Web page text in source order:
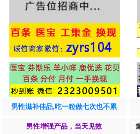
男性滋补佳品,吃一粒做七次也不累
男性增强产品，当天见效